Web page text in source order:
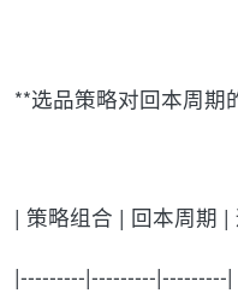
**选品策略对回本周期
| 策略组合 | 回本周期 |
|---------|---------|---------|